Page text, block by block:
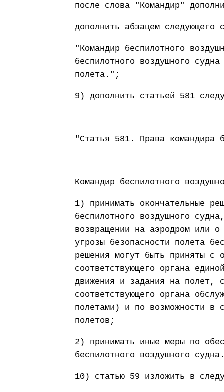
после слова "Командир"
дополнить абзацем следующего
"Командир беспилотного
беспилотного воздушного
полета.";
9) дополнить статьей 581
"Статья 581. Права командира
Командир беспилотного
1) принимать окончательные
беспилотного воздушного
возвращении на аэродром или
угрозы безопасности полета
решения могут быть приняты с
соответствующего органа
движения и задания на полет,
соответствующего органа
полетами) и по возможности в
полетов;
2) принимать иные меры по
беспилотного воздушного
10) статью 59 изложить в